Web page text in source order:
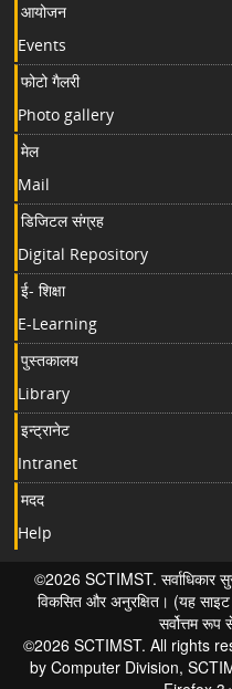
आयोजन
Events
फोटो गैलरी
Photo gallery
मेल
Mail
डिजिटल संग्रह
Digital Repository
ई- शिक्षा
E-Learning
पुस्तकालय
Library
इन्ट्रानेट
Intranet
मदद
Help
©2026 SCTIMST. सर्वाधिकार
विकसित और अनुरक्षित। (यह
सर्वोत्तम
©2026 SCTIMST. All rights
by Computer Division,